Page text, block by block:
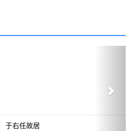
于右任故居